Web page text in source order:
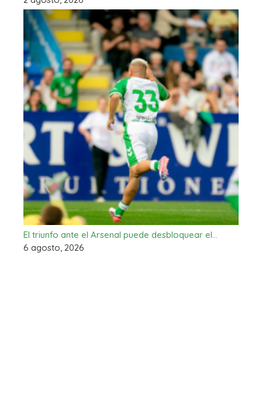
El triunfo ante el Arsenal puede desbloquear el…
6 agosto, 2026